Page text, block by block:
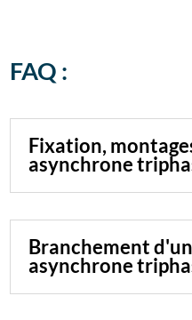
FAQ :
Fixation,
asynchrone
Branchement
asynchrone